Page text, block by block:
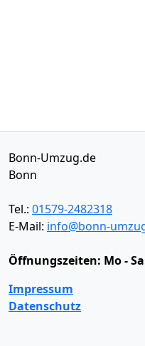
Bonn-Umzug.de
Bonn
Tel.: 01579-2482318
E-Mail: info@bonn-
Öffnungszeiten: Mo -
Impressum
Datenschutz